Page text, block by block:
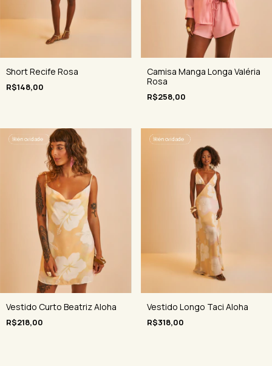
Short Recife Rosa
R$148,00
Camisa Manga Longa Valéria
Rosa
R$258,00
🌺é novidade
Vestido Curto Beatriz Aloha
R$218,00
🌺é novidade
Vestido Longo Taci Aloha
R$318,00